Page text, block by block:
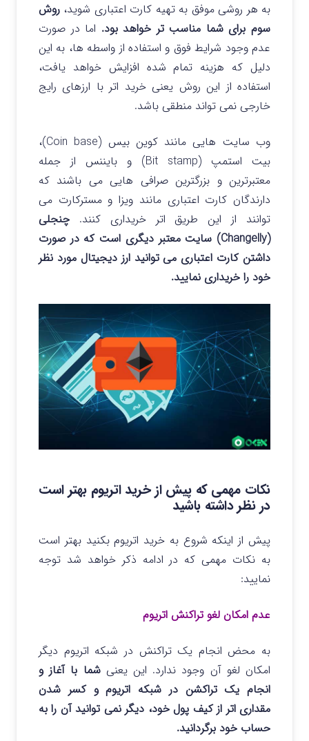
به هر روشی موفق به تهیه کارت اعتباری شوید، روش
سوم برای شما مناسب تر خواهد بود. اما در صورت
عدم وجود شرایط فوق و استفاده از واسطه ها، به این
دلیل که هزینه تمام شده افزایش خواهد یافت،
استفاده از این روش یعنی خرید اتر با ارزهای رایج
خارجی نمی تواند منطقی باشد.
وب سایت هایی مانند کوین بیس (Coin base)،
بیت استمپ (Bit stamp) و بایننس از جمله
معتبرترین و بزرگترین صرافی هایی می باشند که
دارندگان کارت اعتباری مانند ویزا و مسترکارت می
توانند از این طریق اتر خریداری کنند. چنجلی
(Changelly) سایت معتبر دیگری است که در صورت
داشتن کارت اعتباری می توانید ارز دیجیتال مورد نظر
خود را خریداری نمایید.
نکات مهمی که پیش از خرید اتریوم بهتر است
در نظر داشته باشید
پیش از اینکه شروع به خرید اتریوم بکنید بهتر است
به نکات مهمی که در ادامه ذکر خواهد شد توجه
نمایید:
عدم امکان لغو تراکنش اتریوم
به محض انجام یک تراکنش در شبکه اتریوم دیگر
امکان لغو آن وجود ندارد. این یعنیشما با آغاز و
انجام یک تراکشن در شبکه اتریوم و کسر شدن
مقداری اتر از کیف پول خود، دیگر نمی توانید آن را به
حساب خود برگردانید.